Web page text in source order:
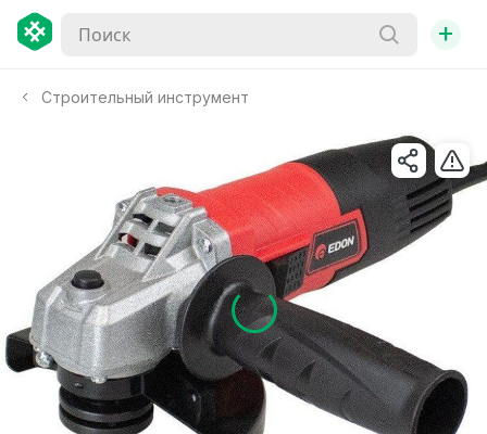
+
Строительный инструмент